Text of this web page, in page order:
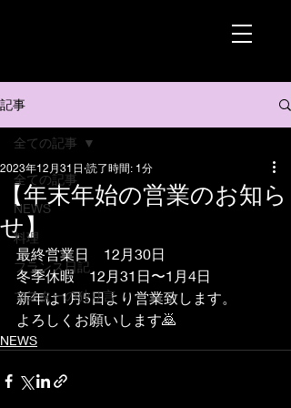
記事
全ての記事
NEWS
料理
フランス日記
マスターの独り言
全ての記事
【年末年始の営業のお知ら
せ】
2023年12月31日 読了時間: 1分
最終営業日　12月30日
冬季休暇　12月31日〜1月4日
新年は1月5日より営業致します。
よろしくお願いします🙇
NEWS